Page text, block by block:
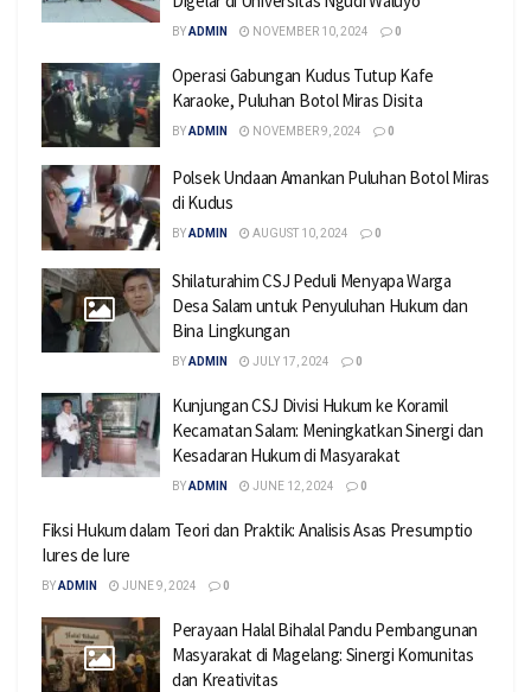
BYADMIN NOVEMBER 10, 2024 0
Operasi Gabungan Kudus Tutup Kafe
Karaoke, Puluhan Botol Miras Disita
BYADMIN NOVEMBER 9, 2024 0
Polsek Undaan Amankan Puluhan Botol Miras
di Kudus
BYADMIN AUGUST 10, 2024 0
Shilaturahim CSJ Peduli Menyapa Warga
Desa Salam untuk Penyuluhan Hukum dan
Bina Lingkungan
BYADMIN JULY 17, 2024 0
Kunjungan CSJ Divisi Hukum ke Koramil
Kecamatan Salam: Meningkatkan Sinergi dan
Kesadaran Hukum di Masyarakat
BYADMIN JUNE 12, 2024 0
Fiksi Hukum dalam Teori dan Praktik: Analisis Asas Presumptio
Iures de Iure
BYADMIN JUNE 9, 2024 0
Perayaan Halal Bihalal Pandu Pembangunan
Masyarakat di Magelang: Sinergi Komunitas
dan Kreativitas